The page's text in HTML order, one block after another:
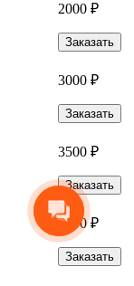
2000 ₽
Заказать
3000 ₽
Заказать
3500 ₽
Заказать
4000 ₽
Заказать